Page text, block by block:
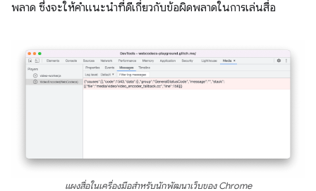
พลาด ซึ่งจะให้คำแนะนำที่ดีเกี่ยวกับข้อผิดพลาดในการเล่นสื่อ
แผงสื่อในเครื่องมือสำหรับนักพัฒนาเว็บของ Chrome